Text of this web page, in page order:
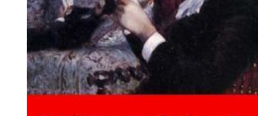
AJOUTER AU PANIER /